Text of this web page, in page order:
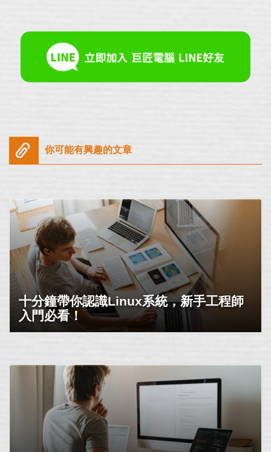
你可能有興趣的文章
十分鐘帶你認識Linux系統，新手工程師
入門必看！